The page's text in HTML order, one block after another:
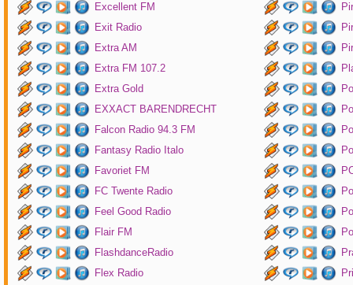
Excellent FM
Exit Radio
Extra AM
Extra FM 107.2
Extra Gold
EXXACT BARENDRECHT
Falcon Radio 94.3 FM
Fantasy Radio Italo
Favoriet FM
FC Twente Radio
Feel Good Radio
Flair FM
FlashdanceRadio
Flex Radio